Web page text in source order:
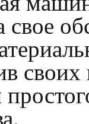
свое
своих